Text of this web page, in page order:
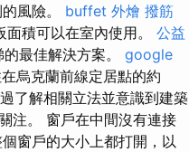
風險。 buffet 外燴 撥筋
積可以在室內使用。 公益
最佳解決方案。 google
烏克蘭前線定居點的約
了解相關立法並意識到建築
注。 窗戶在中間沒有連接
窗戶的大小上都打開，以